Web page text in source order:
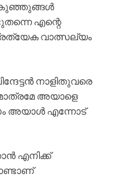
കുഞ്ഞുങ്ങൾ
എന്റെ
വാത്സല്യം
നാളിതുവരെ
അയാളെ
അയാൾ എന്നോട്
എനിക്ക്